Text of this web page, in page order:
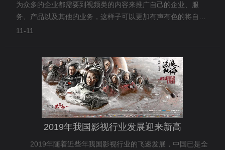
为众多的企业都需要到视频类的内容来推广自己的企业、服
务、产品以及其他的业务，这样子可以更加有声有色的将自己
的企业的内容展示出去，那么，如果您的企业需要制作企业宣
11-11
2019年我国影视行业发展迎来新高
2019年随着近些年我国影视行业的飞速发展，中国已是全